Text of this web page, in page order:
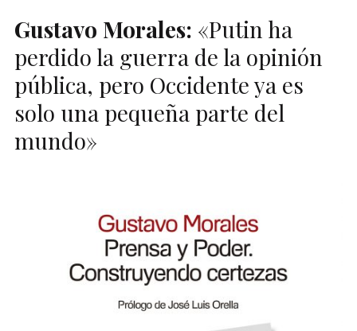
Gustavo Morales: «Putin ha
perdido la guerra de la opinión
pública, pero Occidente ya es
solo una pequeña parte del
mundo»